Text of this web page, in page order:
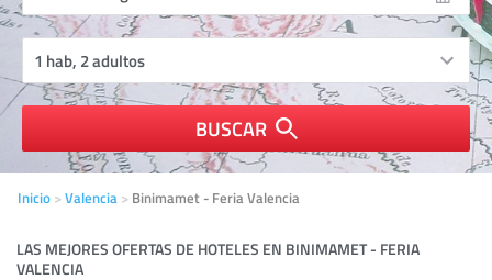
BUSCAR
Inicio Valencia Binimamet - Feria Valencia
LAS MEJORES OFERTAS DE HOTELES EN BINIMAMET - FERIA
VALENCIA